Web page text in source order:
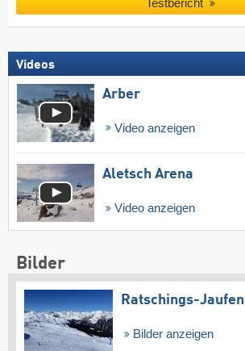
Testbericht
Videos
Arber
Video anzeigen
Aletsch Arena
Video anzeigen
Bilder
Ratschings-Jaufen
Bilder anzeigen